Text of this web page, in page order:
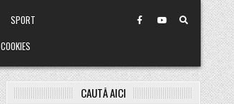
SPORT
COOKIES
CAUTĂ AICI